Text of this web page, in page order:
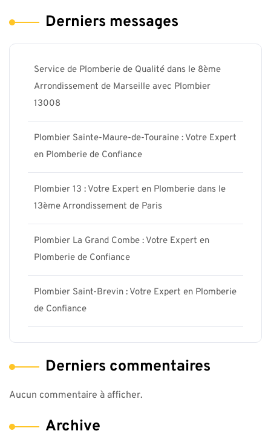
Derniers messages
Service de Plomberie de Qualité dans le 8ème
Arrondissement de Marseille avec Plombier
13008
Plombier Sainte-Maure-de-Touraine : Votre Expert
en Plomberie de Confiance
Plombier 13 : Votre Expert en Plomberie dans le
13ème Arrondissement de Paris
Plombier La Grand Combe : Votre Expert en
Plomberie de Confiance
Plombier Saint-Brevin : Votre Expert en Plomberie
de Confiance
Derniers commentaires
Aucun commentaire à afficher.
Archive